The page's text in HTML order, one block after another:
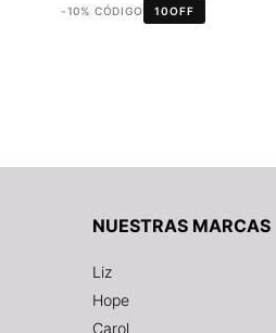
-10% CÓDIGO 10OFF
NUESTRAS MARCAS
Liz
Hope
Carol